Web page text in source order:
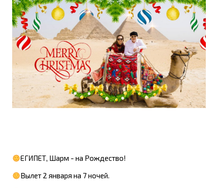
ЕГИПЕТ, Шарм - на Рождество!
Вылет 2 января на 7 ночей.